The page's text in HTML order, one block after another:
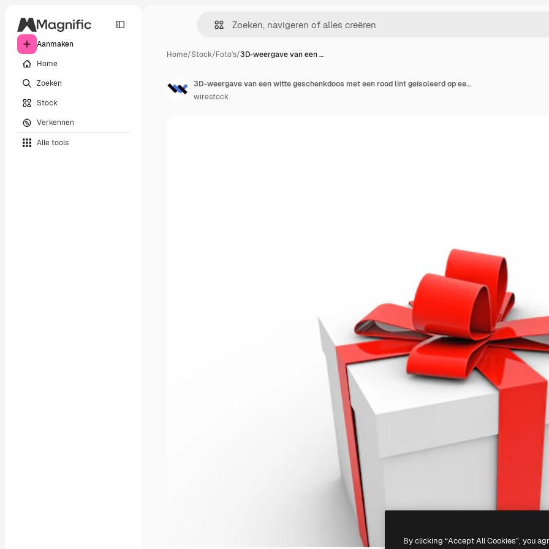
Aanmaken
Home
Zoeken
Stock
Verkennen
Alle tools
Home/Stock/Foto's/3D-weergave van een …
3D-weergave van een witte geschenkdoos met een rood lint geïsoleerd op een witte achtergrond
wirestock
By clicking “Accept All Cookies”, you